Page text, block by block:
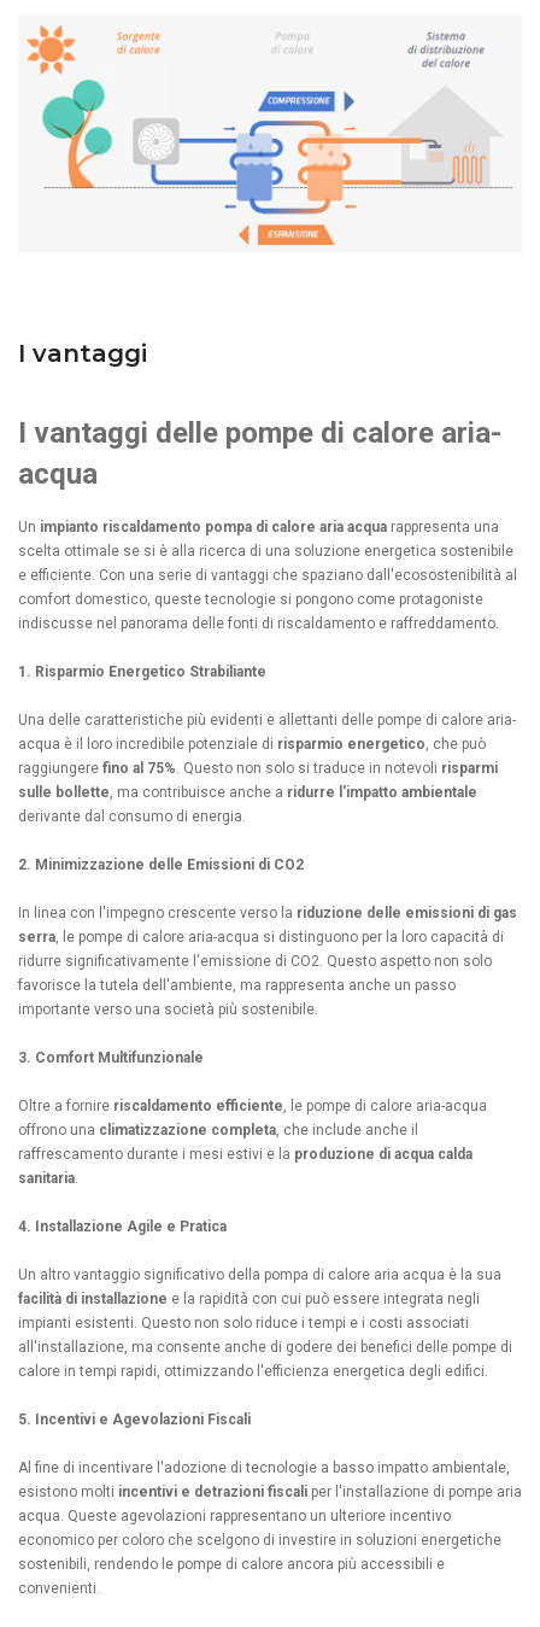
I vantaggi
I vantaggi delle pompe di calore aria-
acqua
Un impianto riscaldamento pompa di calore aria acqua rappresenta una
scelta ottimale se si è alla ricerca di una soluzione energetica sostenibile
e efficiente. Con una serie di vantaggi che spaziano dall'ecosostenibilità al
comfort domestico, queste tecnologie si pongono come protagoniste
indiscusse nel panorama delle fonti di riscaldamento e raffreddamento.
1. Risparmio Energetico Strabiliante
Una delle caratteristiche più evidenti e allettanti delle pompe di calore aria-
acqua è il loro incredibile potenziale di risparmio energetico , che può
raggiungere fino al 75% . Questo non solo si traduce in notevoli risparmi
sulle bollette , ma contribuisce anche a ridurre l'impatto ambientale
derivante dal consumo di energia.
2. Minimizzazione delle Emissioni di CO2
In linea con l'impegno crescente verso la riduzione delle emissioni di gas
serra , le pompe di calore aria-acqua si distinguono per la loro capacità di
ridurre significativamente l'emissione di CO2. Questo aspetto non solo
favorisce la tutela dell'ambiente, ma rappresenta anche un passo
importante verso una società più sostenibile.
3. Comfort Multifunzionale
Oltre a fornire riscaldamento efficiente , le pompe di calore aria-acqua
offrono una climatizzazione completa , che include anche il
raffrescamento durante i mesi estivi e la produzione di acqua calda
sanitaria
4. Installazione Agile e Pratica
Un altro vantaggio significativo della pompa di calore aria acqua è la sua
facilità di installazione e la rapidità con cui può essere integrata negli
impianti esistenti. Questo non solo riduce i tempi e i costi associati
all'installazione, ma consente anche di godere dei benefici delle pompe di
calore in tempi rapidi, ottimizzando l'efficienza energetica degli edifici.
5. Incentivi e Agevolazioni Fiscali
Al fine di incentivare l'adozione di tecnologie a basso impatto ambientale,
esistono molti incentivi e detrazioni fiscali per l'installazione di pompe aria
acqua. Queste agevolazioni rappresentano un ulteriore incentivo
economico per coloro che scelgono di investire in soluzioni energetiche
sostenibili, rendendo le pompe di calore ancora più accessibili e
convenienti.